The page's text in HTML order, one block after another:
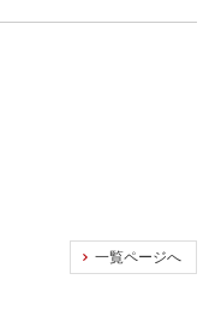
一覧ページへ